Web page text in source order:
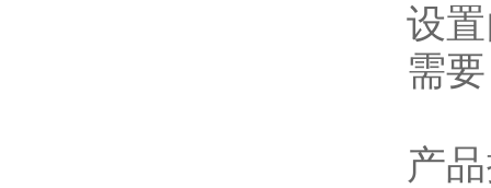
设
需要
产